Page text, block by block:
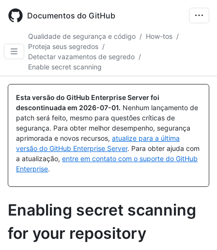
main
Documentos do GitHub
Qualidade de segurança e código / How-tos /
Proteja seus segredos /
Detectar vazamentos de segredo /
Enable secret scanning
Esta versão do GitHub Enterprise Server foi
descontinuada em 2026-07-01. Nenhum lançamento de
patch será feito, mesmo para questões críticas de
segurança. Para obter melhor desempenho, segurança
aprimorada e novos recursos, atualize para a última
versão do GitHub Enterprise Server. Para obter ajuda com
a atualização, entre em contato com o suporte do GitHub
Enterprise.
Enabling secret scanning
for your repository